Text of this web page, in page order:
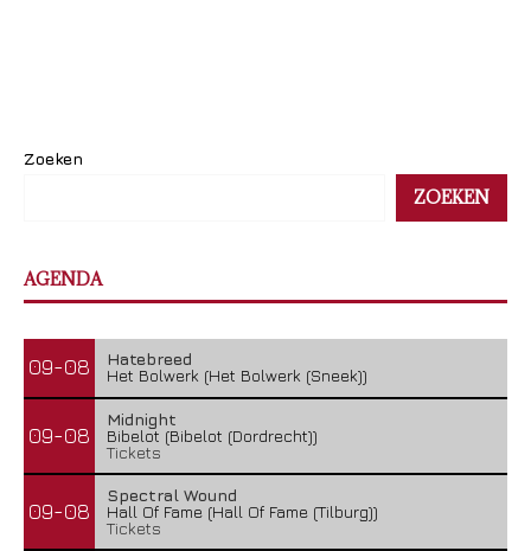
Zoeken
ZOEKEN
AGENDA
09-08
Hatebreed
Het Bolwerk (Het Bolwerk (Sneek))
09-08
Midnight
Bibelot (Bibelot (Dordrecht))
Tickets
09-08
Spectral Wound
Hall Of Fame (Hall Of Fame (Tilburg))
Tickets